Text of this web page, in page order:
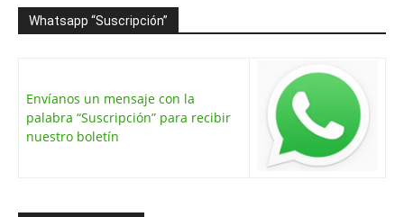
Whatsapp “Suscripción”
Envíanos un mensaje con la
palabra “Suscripción” para recibir
nuestro boletín